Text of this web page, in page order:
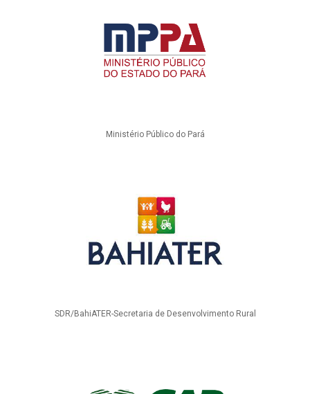
Ministério Público do Pará
SDR/BahiATER-Secretaria de Desenvolvimento Rural